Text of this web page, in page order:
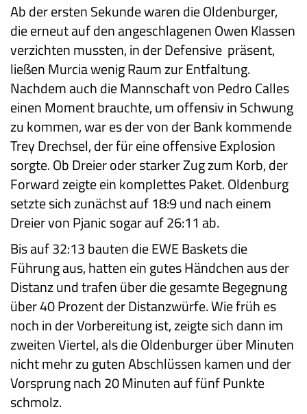
Ab der ersten Sekunde waren die Oldenburger,
die erneut auf den angeschlagenen Owen Klassen
verzichten mussten, in der Defensive präsent,
ließen Murcia wenig Raum zur Entfaltung.
Nachdem auch die Mannschaft von Pedro Calles
einen Moment brauchte, um offensiv in Schwung
zu kommen, war es der von der Bank kommende
Trey Drechsel, der für eine offensive Explosion
sorgte. Ob Dreier oder starker Zug zum Korb, der
Forward zeigte ein komplettes Paket. Oldenburg
setzte sich zunächst auf 18:9 und nach einem
Dreier von Pjanic sogar auf 26:11 ab.
Bis auf 32:13 bauten die EWE Baskets die
Führung aus, hatten ein gutes Händchen aus der
Distanz und trafen über die gesamte Begegnung
über 40 Prozent der Distanzwürfe. Wie früh es
noch in der Vorbereitung ist, zeigte sich dann im
zweiten Viertel, als die Oldenburger über Minuten
nicht mehr zu guten Abschlüssen kamen und der
Vorsprung nach 20 Minuten auf fünf Punkte
schmolz.